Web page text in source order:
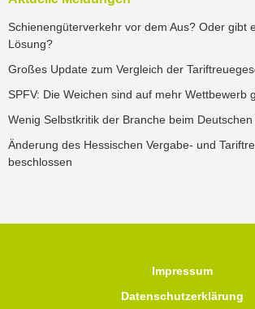
Schienengüterverkehr vor dem Aus? Oder gibt
Lösung?
Großes Update zum Vergleich der
SPFV: Die Weichen sind auf mehr Wettbewerb
Wenig Selbstkritik der Branche beim
Änderung des Hessischen Vergabe- und
beschlossen
Impressum
Datenschutzerklärung